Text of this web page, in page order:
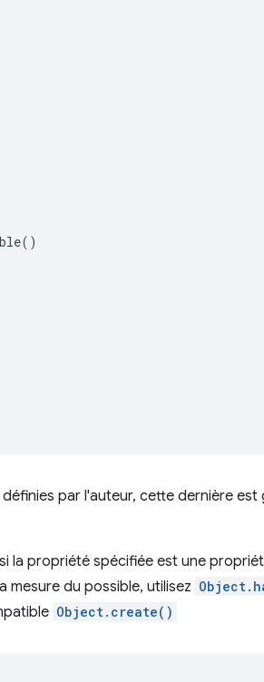
()
par l'auteur, cette dernière est
si la propriété spécifiée est une
mesure du possible, utilisez
Object.create()